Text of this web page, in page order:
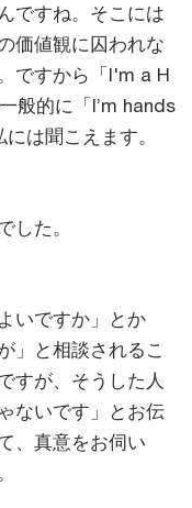
ですね。そこには
価値観に囚われな
ですから「I'm a H
般的に「I’m hands
は聞こえます。
した。
いですか」とか
」と相談されるこ
すが、そうした人
ないです」とお伝
、真意をお伺い